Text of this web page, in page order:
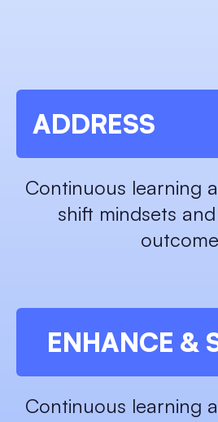
ADDRESS
Continuous learning
shift mindsets
ENHANCE &
Continuous learning